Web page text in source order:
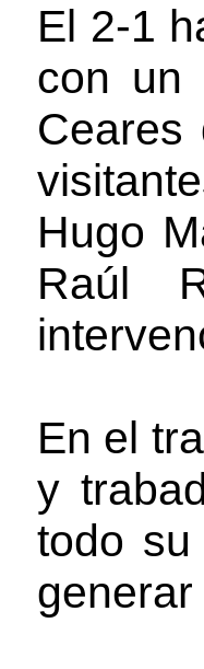
El 2-1
con un
Ceares
Hugo
Raúl
En el
y
todo